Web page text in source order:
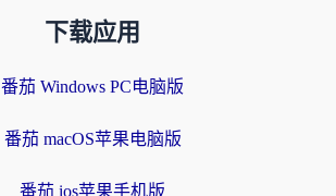
下载应用
番茄 Windows PC电脑版
番茄 macOS苹果电脑版
番茄 ios苹果手机版